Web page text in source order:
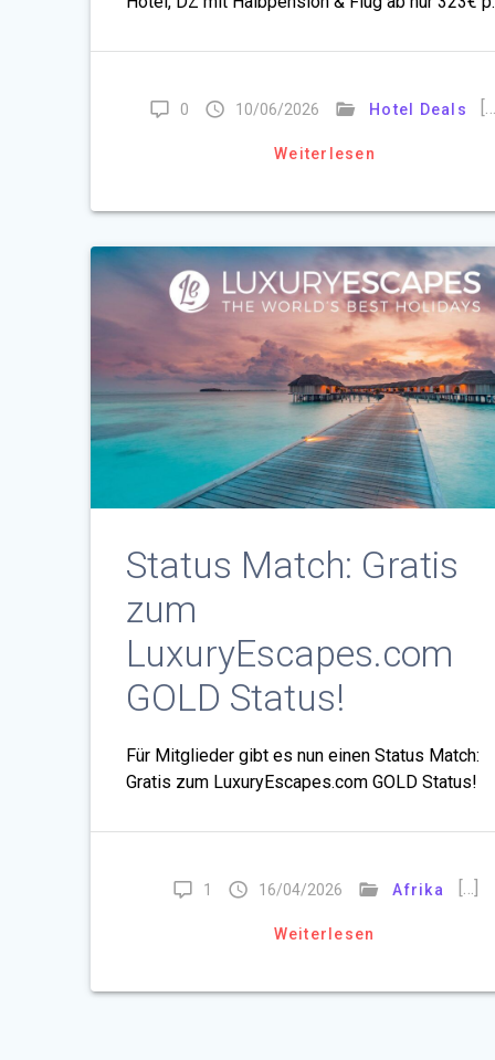
0 10/06/2026 Hotel Deals
Weiterlesen
Status Match: Gratis
zum
LuxuryEscapes.com
GOLD Status!
Für Mitglieder gibt es nun einen Status Match:
Gratis zum LuxuryEscapes.com GOLD Status!
1 16/04/2026 Afrika
Weiterlesen